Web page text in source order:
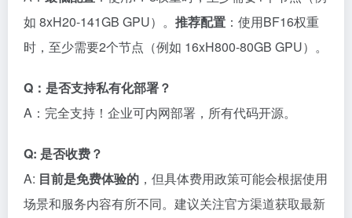
如 8xH20-141GB GPU）。 推荐配置 ：使用BF16权重
时，至少需要2个节点（例如 16xH800-80GB GPU）。
Q：是否支持私有化部署？
A：完全支持！企业可内网部署，所有代码开源。
Q: 是否收费？
A: 目前是免费体验的 ，但具体费用政策可能会根据使用
场景和服务内容有所不同。建议关注官方渠道获取最新